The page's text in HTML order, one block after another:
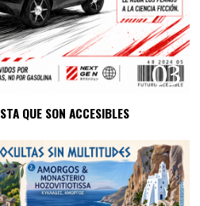
03
QUE SON ACCESIBLES